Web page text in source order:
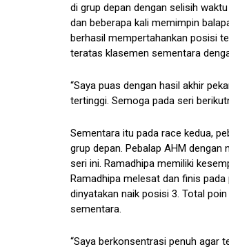
di grup depan dengan selisih
dan beberapa kali memimpin
berhasil mempertahankan posisi
teratas klasemen sementara
“Saya puas dengan hasil akhir
tertinggi. Semoga pada seri
Sementara itu pada race kedua,
grup depan. Pebalap AHM
seri ini. Ramadhipa memiliki
Ramadhipa melesat dan finis
dinyatakan naik posisi 3. Total
sementara.
“Saya berkonsentrasi penuh agar